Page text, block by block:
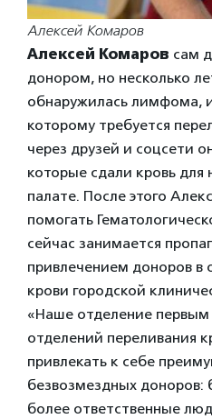
Алексей Комаров
Алексей Комаров сам
донором, но несколько
обнаружилась лимфома,
которому требуется
через друзей и соцсети
которые сдали кровь для
палате. После этого
помогать
сейчас занимается
привлечением доноров в
крови городской
«Наше отделение первым
отделений переливания
привлекать к себе
безвозмездных
более ответственные